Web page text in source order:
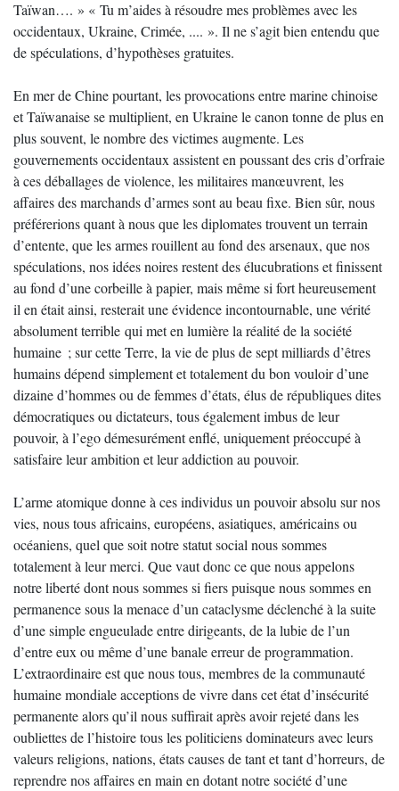
Taïwan…. » « Tu m’aides à résoudre mes problèmes avec les
occidentaux, Ukraine, Crimée, .... ». Il ne s’agit bien entendu que
de spéculations, d’hypothèses gratuites.
En mer de Chine pourtant, les provocations entre marine chinoise
et Taïwanaise se multiplient, en Ukraine le canon tonne de plus en
plus souvent, le nombre des victimes augmente. Les
gouvernements occidentaux assistent en poussant des cris d’orfraie
à ces déballages de violence, les militaires manœuvrent, les
affaires des marchands d’armes sont au beau fixe. Bien sûr, nous
préférerions quant à nous que les diplomates trouvent un terrain
d’entente, que les armes rouillent au fond des arsenaux, que nos
spéculations, nos idées noires restent des élucubrations et finissent
au fond d’une corbeille à papier, mais même si fort heureusement
il en était ainsi, resterait une évidence incontournable, une vérité
absolument terrible qui met en lumière la réalité de la société
humaine ; sur cette Terre, la vie de plus de sept milliards d’êtres
humains dépend simplement et totalement du bon vouloir d’une
dizaine d’hommes ou de femmes d’états, élus de républiques dites
démocratiques ou dictateurs, tous également imbus de leur
pouvoir, à l’ego démesurément enflé, uniquement préoccupé à
satisfaire leur ambition et leur addiction au pouvoir.
L’arme atomique donne à ces individus un pouvoir absolu sur nos
vies, nous tous africains, européens, asiatiques, américains ou
océaniens, quel que soit notre statut social nous sommes
totalement à leur merci. Que vaut donc ce que nous appelons
notre liberté dont nous sommes si fiers puisque nous sommes en
permanence sous la menace d’un cataclysme déclenché à la suite
d’une simple engueulade entre dirigeants, de la lubie de l’un
d’entre eux ou même d’une banale erreur de programmation.
L’extraordinaire est que nous tous, membres de la communauté
humaine mondiale acceptions de vivre dans cet état d’insécurité
permanente alors qu’il nous suffirait après avoir rejeté dans les
oubliettes de l’histoire tous les politiciens dominateurs avec leurs
valeurs religions, nations, états causes de tant et tant d’horreurs, de
reprendre nos affaires en main en dotant notre société d’une